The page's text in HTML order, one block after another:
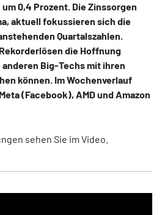
0,4 Prozent. Die Zinssorgen
aktuell fokussieren sich die
Quartalszahlen.
die Hoffnung
Big-Techs mit ihren
können. Im Wochenverlauf
(Facebook), AMD und Amazon
sehen Sie im Video.